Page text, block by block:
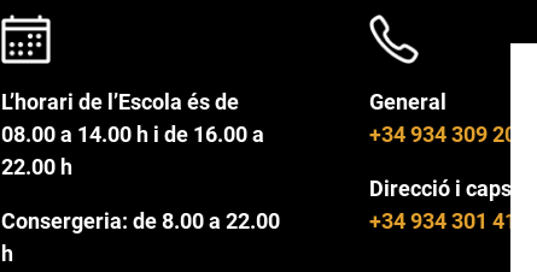
L’horari de l’Escola és de
08.00 a 14.00 h i de 16.00 a
22.00 h
Consergeria: de 8.00 a 22.00
h
General
+34 934 309 200
Direcció i caps
+34 934 301 415